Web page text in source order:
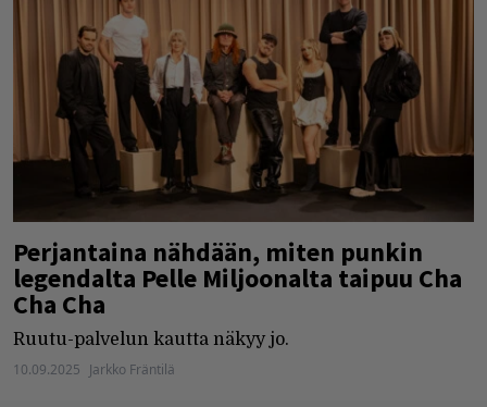
Perjantaina nähdään, miten punkin
legendalta Pelle Miljoonalta taipuu Cha
Cha Cha
Ruutu-palvelun kautta näkyy jo.
10.09.2025 Jarkko Fräntilä